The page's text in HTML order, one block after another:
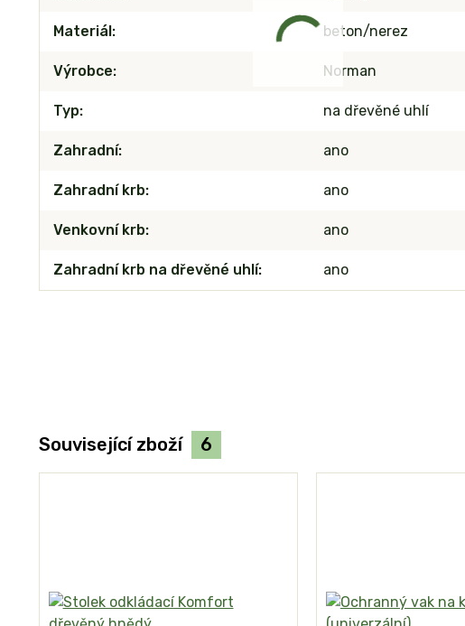
Materiál beton/nerez
Výrobce Norman
Typ na dřevěné uhlí
Zahradní ano
Zahradní krb ano
Venkovní krb ano
Zahradní krb na dřevěné uhlí ano
Související zboží 6